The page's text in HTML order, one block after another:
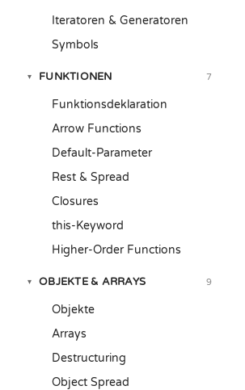
Iteratoren & Generatoren
Symbols
▾ FUNKTIONEN 7
Funktionsdeklaration
Arrow Functions
Default-Parameter
Rest & Spread
Closures
this-Keyword
Higher-Order Functions
▾ OBJEKTE & ARRAYS 9
Objekte
Arrays
Destructuring
Object Spread